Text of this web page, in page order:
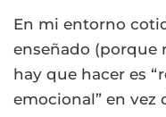
En mi entorno
enseñado (porque
hay que hacer es
emocional” en vez